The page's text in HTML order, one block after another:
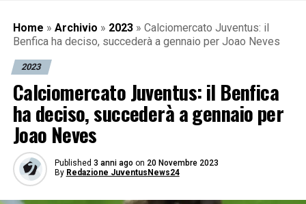
Home » Archivio » 2023 » Calciomercato Juventus: il
Benfica ha deciso, succederà a gennaio per Joao Neves
2023
Calciomercato Juventus: il Benfica
ha deciso, succederà a gennaio per
Joao Neves
Published 3 anni ago on 20 Novembre 2023
By Redazione JuventusNews24